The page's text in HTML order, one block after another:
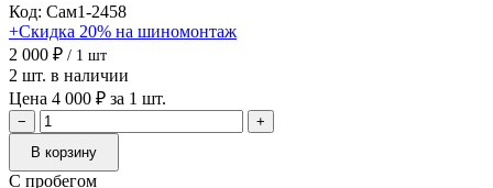
Код: Сам1-2458
+Скидка 20% на шиномонтаж
2 000 ₽ / 1 шт
2 шт. в наличии
Цена 4 000 ₽ за 1 шт.
−
+
В корзину
С пробегом